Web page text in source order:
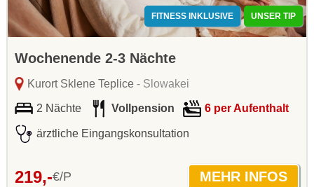
FITNESS INKLUSIVE UNSER TIP
Wochenende 2-3 Nächte
Kurort Sklene Teplice- Slowakei
2 Nächte Vollpension 6 per Aufenthalt
ärztliche Eingangskonsultation
219,-€/P